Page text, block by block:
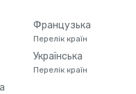
Французька
Перелік країн
Українська
Перелік країн